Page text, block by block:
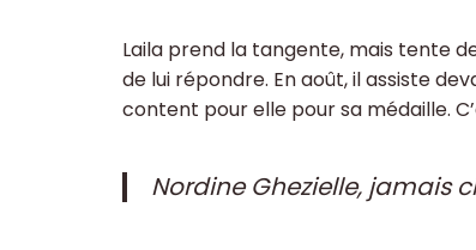
Laila prend la tangente, mais tente
de lui répondre. En août, il assiste
content pour elle pour sa médaille.
Nordine Ghezielle, jamais